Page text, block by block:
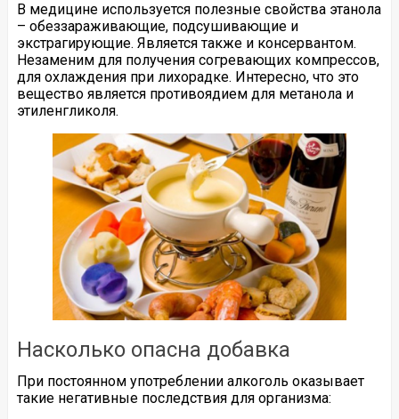
В медицине используется полезные свойства этанола
– обеззараживающие, подсушивающие и
экстрагирующие. Является также и консервантом.
Незаменим для получения согревающих компрессов,
для охлаждения при лихорадке. Интересно, что это
вещество является противоядием для метанола и
этиленгликоля.
Насколько опасна добавка
При постоянном употреблении алкоголь оказывает
такие негативные последствия для организма: